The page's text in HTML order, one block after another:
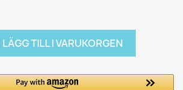
LÄGG TILL I VARUKORGEN